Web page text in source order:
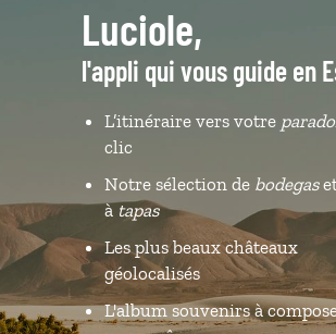
Luciole,
l'appli qui vous guide en
L’itinéraire vers votre
clic
Notre sélection de bodegas
àtapas
Les plus beaux châteaux
géolocalisés
L'album souvenirs à